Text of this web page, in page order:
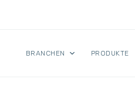
BRANCHEN PRODUKTE